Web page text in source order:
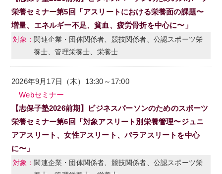
栄養セミナー第5回「アスリートにおける栄養面の課題〜
増量、エネルギー不足、貧血、疲労骨折を中心に〜」
関連企業・団体関係者、競技関係者、公認スポーツ栄
養士、管理栄養士、栄養士
2026年9月17日（木）13:30～17:00
Webセミナー
【志保子塾2026前期】ビジネスパーソンのためのスポーツ
栄養セミナー第6回「対象アスリート別栄養管理〜ジュニ
アアスリート、女性アスリート、パラアスリートを中心
に〜」
関連企業・団体関係者、競技関係者、公認スポーツ栄